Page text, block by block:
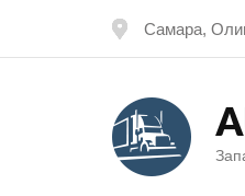
Самара,